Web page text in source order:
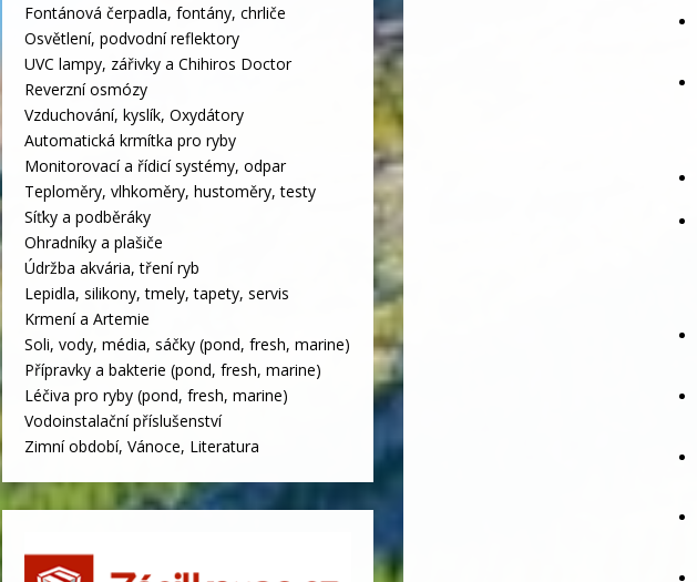
Fontánová čerpadla, fontány, chrliče
Osvětlení, podvodní reflektory
UVC lampy, zářivky a Chihiros Doctor
Reverzní osmózy
Vzduchování, kyslík, Oxydátory
Automatická krmítka pro ryby
Monitorovací a řídicí systémy, odpar
Teploměry, vlhkoměry, hustoměry, testy
Síťky a podběráky
Ohradníky a plašiče
Údržba akvária, tření ryb
Lepidla, silikony, tmely, tapety, servis
Krmení a Artemie
Soli, vody, média, sáčky (pond, fresh, marine)
Přípravky a bakterie (pond, fresh, marine)
Léčiva pro ryby (pond, fresh, marine)
Vodoinstalační příslušenství
Zimní období, Vánoce, Literatura